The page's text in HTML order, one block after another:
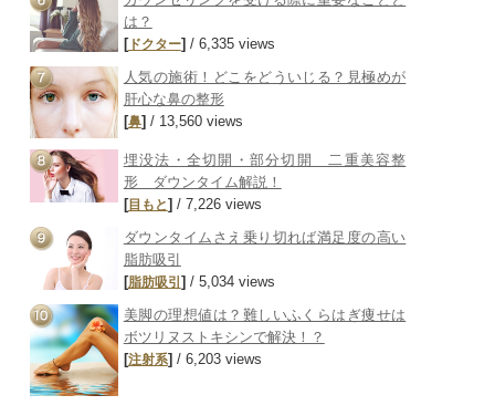
は？
[ドクター] / 6,335 views
人気の施術！どこをどういじる？見極めが
肝心な鼻の整形
[鼻] / 13,560 views
埋没法・全切開・部分切開 二重美容整
形 ダウンタイム解説！
[目もと] / 7,226 views
ダウンタイムさえ乗り切れば満足度の高い
脂肪吸引
[脂肪吸引 ] / 5,034 views
美脚の理想値は？難しいふくらはぎ痩せは
ボツリヌストキシンで解決！？
[注射系] / 6,203 views